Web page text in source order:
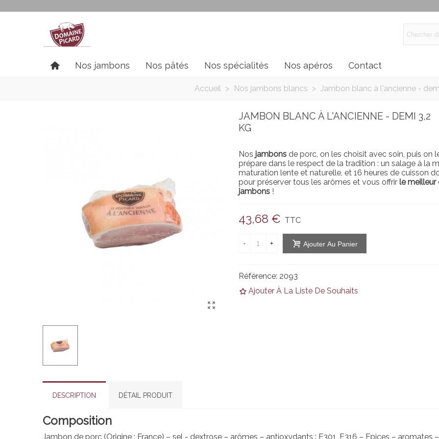
Nos jambons Nos pâtés Nos spécialités Nos apéros Contact
Accueil > Nos jambons blancs > Jambon blanc à l'ancienne -
JAMBON BLANC À L'ANCIENNE - DEMI 3,2
KG
Nos jambonsde porc, on les choisit avec soin, puis on
prépare dans le respect de la tradition : un salage à la
maturation lente et naturelle, et 16 heures de cuisson
pour préserver tous les arômes et vous offrir le meilleur
jambons!
43,68 € TTC
- + Ajouter Au Panier
Référence: 2093
Ajouter À La Liste De Souhaits
DESCRIPTION DÉTAIL PRODUIT
Composition
Jambon de porc (Origine : France) – sel - dextrose – arômes – antioxydants : E301, E316 – Epices – aromates